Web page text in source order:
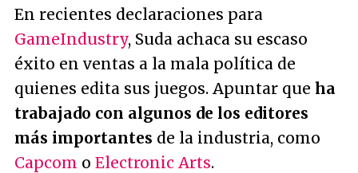
En recientes declaraciones para
GameIndustry, Suda achaca su escaso
éxito en ventas a la mala política de
quienes edita sus juegos. Apuntar que ha
trabajado con algunos de los editores
más importantes de la industria, como
Capcom o Electronic Arts.